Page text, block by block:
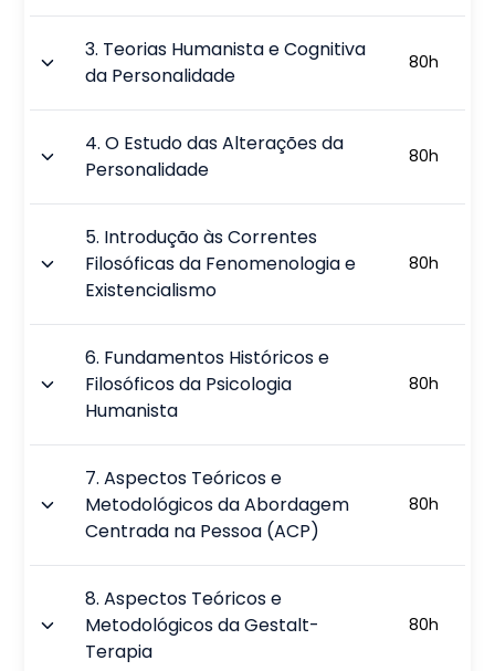
3. Teorias Humanista e Cognitiva
da Personalidade
80h
4.O Estudo das Alterações da
Personalidade
80h
5. Introdução às Correntes
Filosóficas da Fenomenologia e
Existencialismo
80h
6. Fundamentos Históricos e
Filosóficos da Psicologia
Humanista
80h
7.Aspectos Teóricos e
Metodológicos da Abordagem
Centrada na Pessoa (ACP)
80h
8.Aspectos Teóricos e
Metodológicos da Gestalt-
Terapia
80h